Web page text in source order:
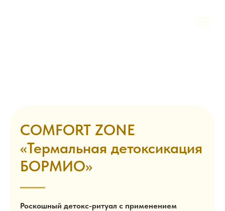
COMFORT ZONE
«Термальная детоксикация
БОРМИО»
Роскошный детокс-ритуал с применением